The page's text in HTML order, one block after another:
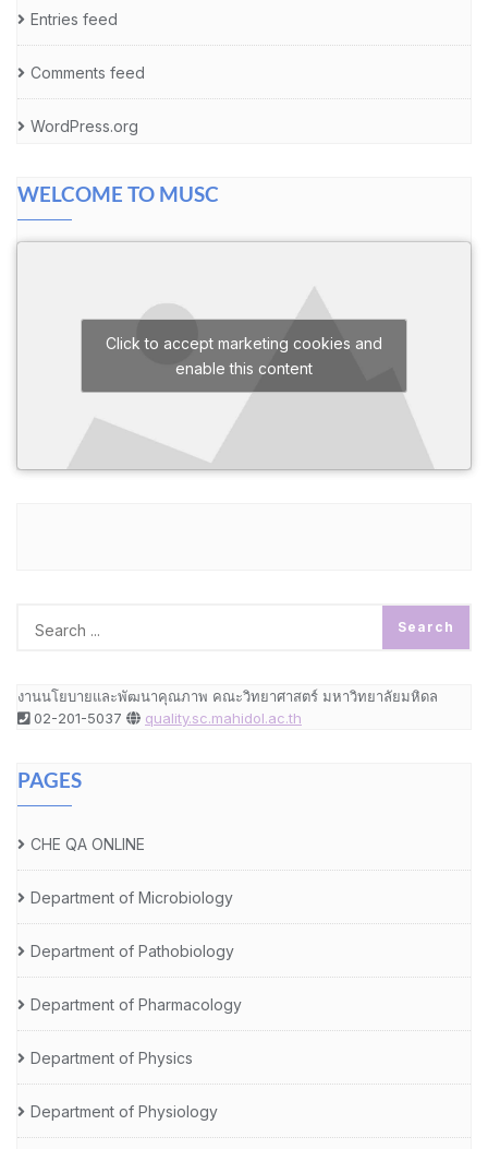
Entries feed
Comments feed
WordPress.org
WELCOME TO MUSC
Click to accept marketing cookies and
enable this content
งานนโยบายและพัฒนาคุณภาพ คณะวิทยาศาสตร์ มหาวิทยาลัยมหิดล
02-201-5037
quality.sc.mahidol.ac.th
PAGES
CHE QA ONLINE
Department of Microbiology
Department of Pathobiology
Department of Pharmacology
Department of Physics
Department of Physiology